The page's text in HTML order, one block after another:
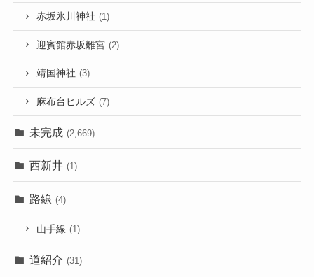
赤坂氷川神社 (1)
迎賓館赤坂離宮 (2)
靖国神社 (3)
麻布台ヒルズ (7)
未完成 (2,669)
西新井 (1)
路線 (4)
山手線 (1)
道紹介 (31)